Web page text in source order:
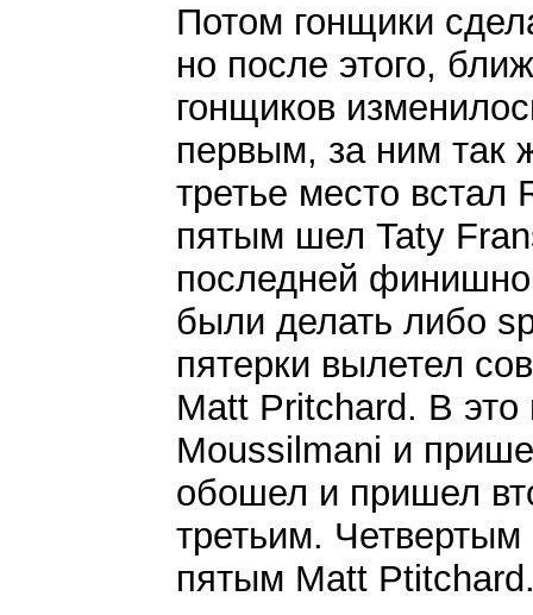
Потом гонщики
но после этого,
гонщиков
первым, за ним так
третье место
пятым шел Taty
последней
были делать либо
пятерки вылетел
Matt Pritchard. В
Moussilmani и
обошел и пришел
третьим.
пятым Matt